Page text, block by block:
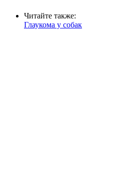
Читайте также:
Глаукома у собак